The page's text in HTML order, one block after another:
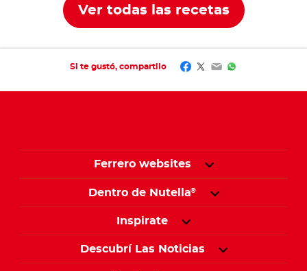
Ver todas las recetas
Si te gustó, compartilo Facebook
Twitter
EmailWhatsApp
Ferrero websites
Dentro de Nutella®
Inspirate
Descubrí Las Noticias